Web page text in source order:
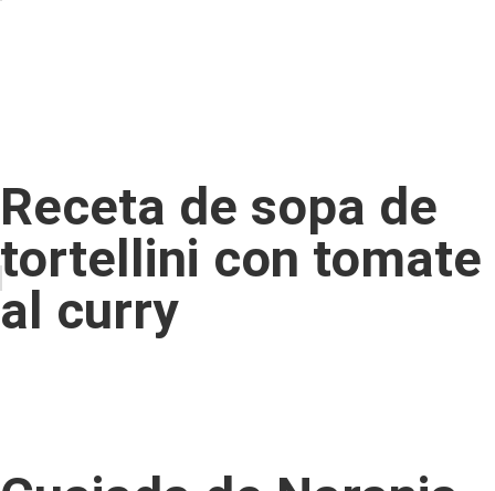
Receta de sopa de
tortellini con tomate
al curry